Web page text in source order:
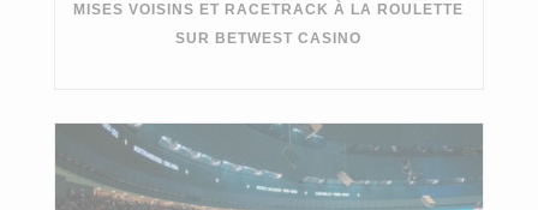
MISES VOISINS ET RACETRACK À LA ROULETTE
SUR BETWEST CASINO